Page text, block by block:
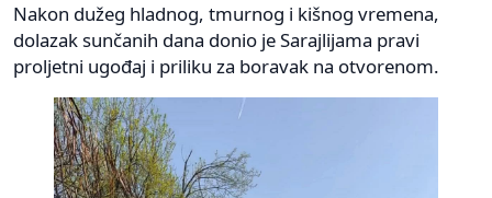
Nakon dužeg hladnog, tmurnog i kišnog vremena,
dolazak sunčanih dana donio je Sarajlijama pravi
proljetni ugođaj i priliku za boravak na otvorenom.